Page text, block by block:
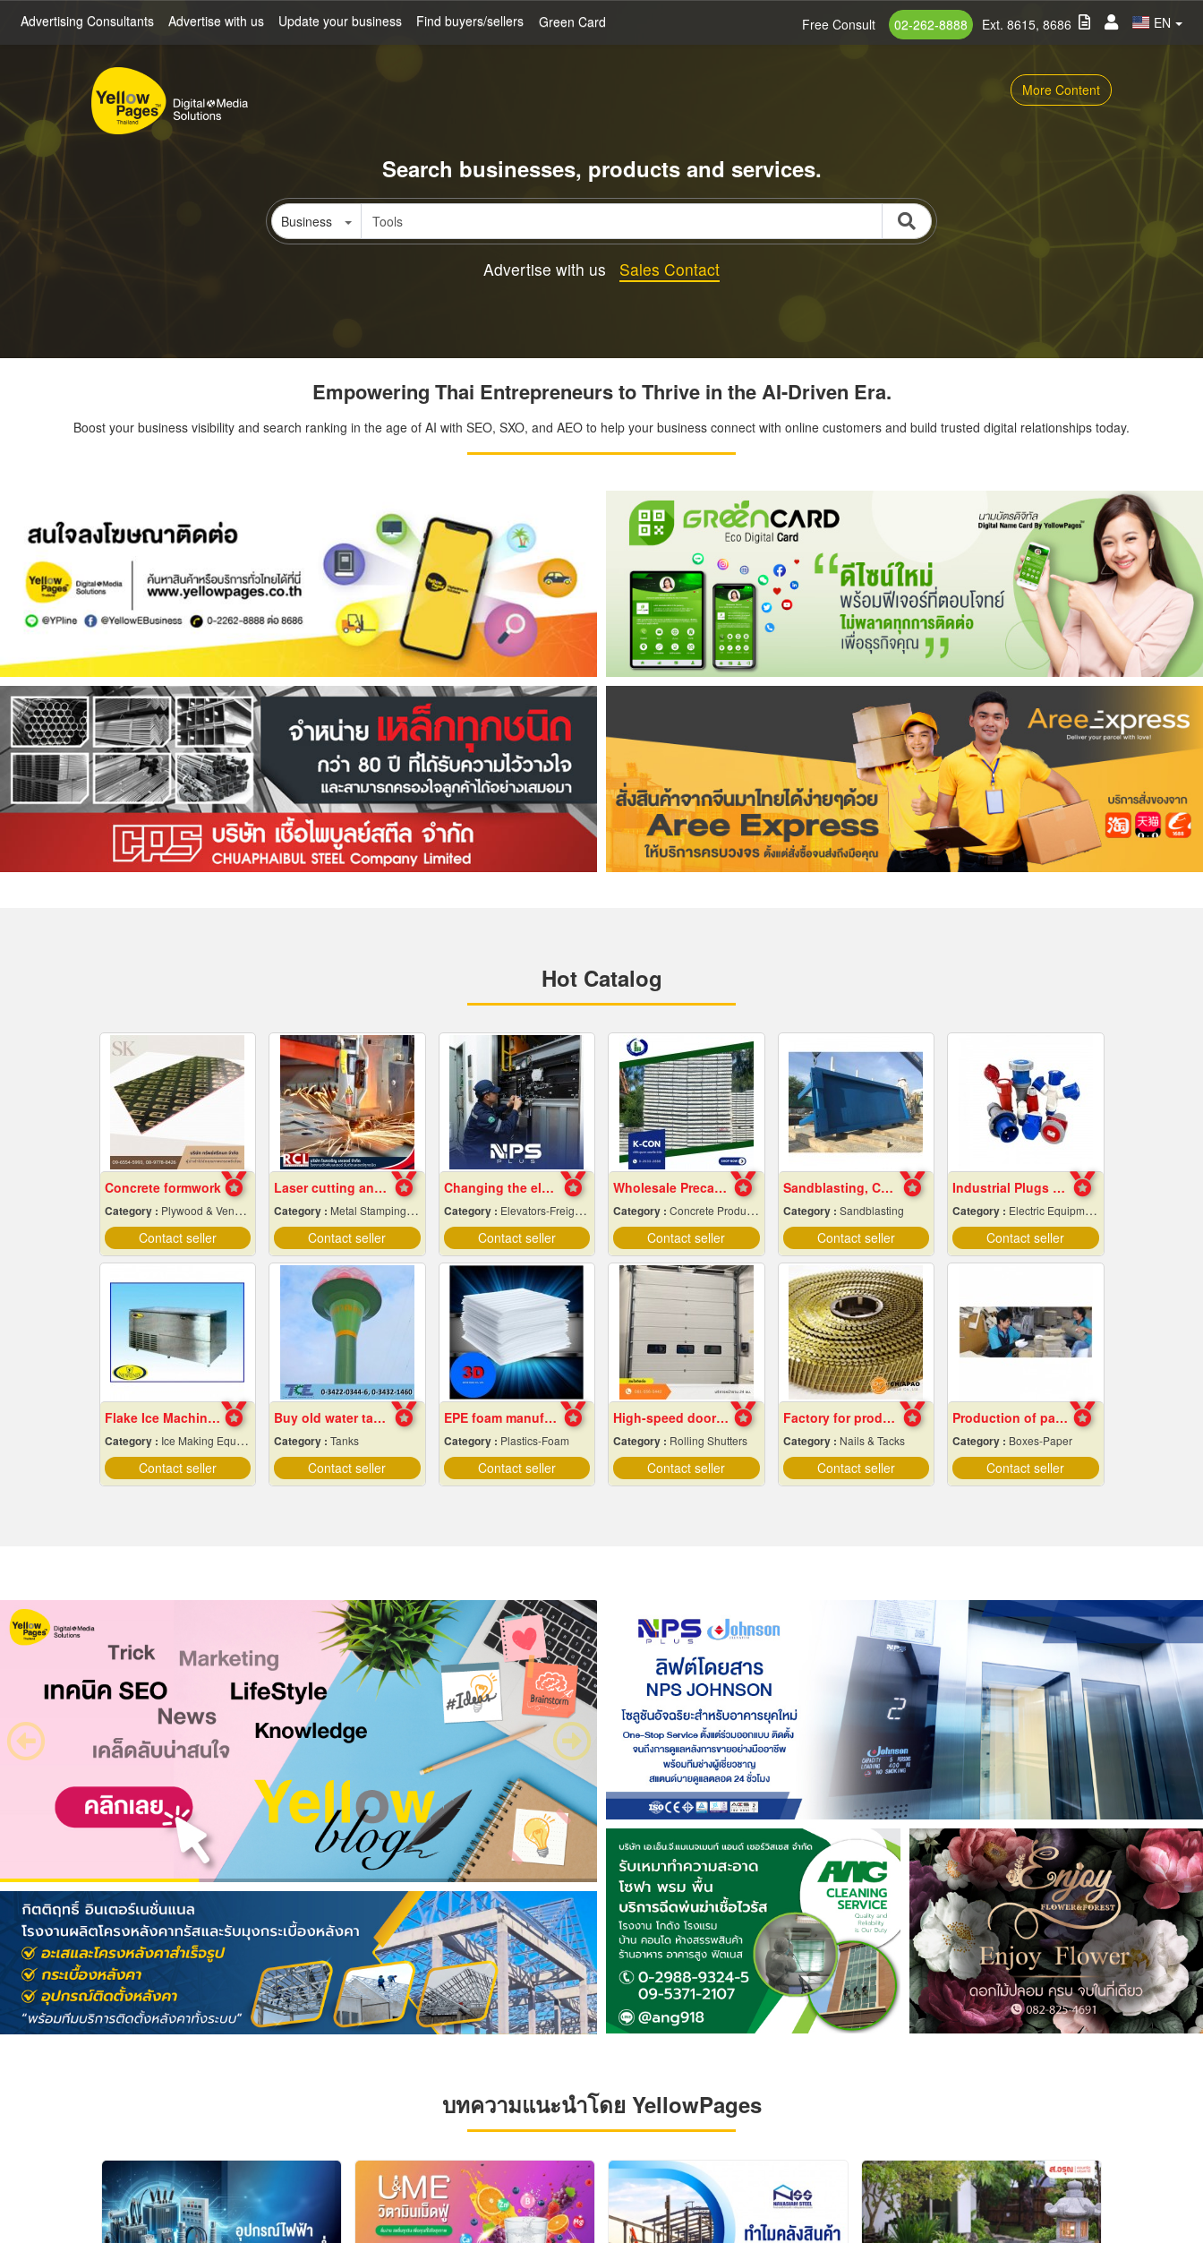
Advertising Consultants Advertise with us Update your business Find buyers/sellers Green Card EN
Free Consult 02-262-8888 Ext. 8615, 8686
More Content
Search businesses, products and services.
Business
Advertise with us Sales Contact
Empowering Thai Entrepreneurs to Thrive in the AI-Driven Era.
Boost your business visibility and search ranking in the age of AI with SEO, SXO, and AEO to help your business connect with online customers and build trusted digital relationships today.
Hot Catalog
Concrete formwork
Category : Plywood & Veneer-Dealers
Contact seller
Laser cutting and folding factory, Ayutthaya
Category : Metal Stamping & Cutting
Contact seller
Changing the elevator sling.
Category : Elevators-Freight & Passenger
Contact seller
Wholesale Precast Concrete Slabs, Samut Prakan
Category : Concrete Products
Contact seller
Sandblasting, Chonburi
Category : Sandblasting
Contact seller
Industrial Plugs and Sockets in Pattaya, Chonburi
Category : Electric Equipment & Supplies-Wholesale & Manufacturers
Contact seller
Flake Ice Machine Chiang Mai
Category : Ice Making Equipment & Machines
Contact seller
Buy old water tanks
Category : Tanks
Contact seller
EPE foam manufacturer
Category : Plastics-Foam
Contact seller
High-speed door installation contractor
Category : Rolling Shutters
Contact seller
Factory for producing nails, rolling pin, staples,
Category : Nails & Tacks
Contact seller
Production of paper boxes
Category : Boxes-Paper
Contact seller
บทความแนะนำโดย YellowPages